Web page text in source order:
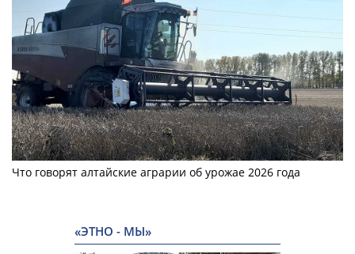
Что говорят алтайские аграрии об урожае 2026 года
«ЭТНО - МЫ»